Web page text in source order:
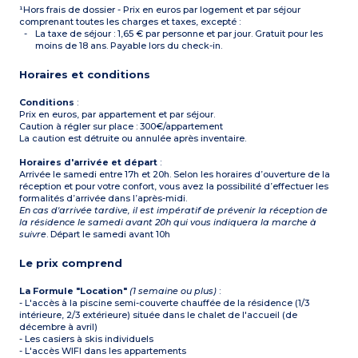
2 chambres avec 1 grand lit
1 chambre avec 2 lits
simples
1 chambre avec 2 lits
chambres)
douche, WC séparé
Balcon
¹Hors frais de dossier - Prix en euros par logement et par séjour
comprenant toutes les charges et taxes, excepté :
La taxe de séjour : 1,65 € par personne et par jour. Gratuit pour les
moins de 18 ans. Payable lors du check-in.
Horaires et conditions
Conditions :
Prix en euros, par appartement et par séjour.
Caution à régler sur place : 300€/appartement
La caution est détruite ou annulée après inventaire.
Horaires d'arrivée et départ :
Arrivée le samedi entre 17h et 20h. Selon les horaires d’ouverture de la
réception et pour votre confort, vous avez la possibilité d’effectuer les
formalités d’arrivée dans l’après-midi.
En cas d'arrivée tardive, il est impératif de prévenir la réception de
la résidence le samedi avant 20h qui vous indiquera la marche à
suivre. Départ le samedi avant 10h
Le prix comprend
La Formule "Location"(1 semaine ou plus) :
- L'accès à la piscine semi-couverte chauffée de la résidence (1/3
intérieure, 2/3 extérieure) située dans le chalet de l'accueil (de
décembre à avril)
- Les casiers à skis individuels
- L'accès WIFI dans les appartements